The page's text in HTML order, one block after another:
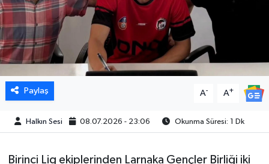
Paylaş A- A+
Halkın Sesi 08.07.2026 - 23:06 Okunma Süresi: 1 Dk
Birinci Lig ekiplerinden Larnaka Gençler Birliği iki